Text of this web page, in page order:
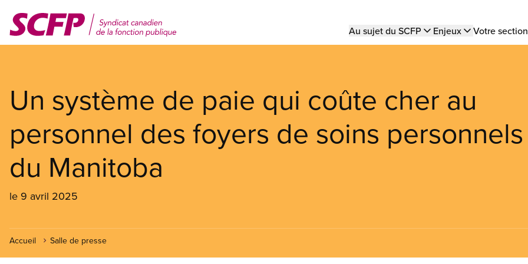
contenu
Main
Au sujet du SCFP Enjeux Votre
Un système de paie qui coûte cher au
personnel des foyers de soins personnels
du Manitoba
le 9 avril 2025
Accueil Salle de presse